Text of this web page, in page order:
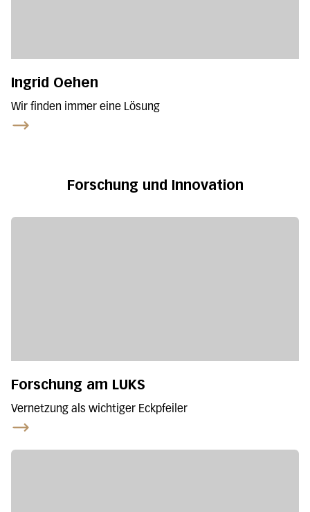
Ingrid Oehen
Wir finden immer eine Lösung
Forschung und Innovation
Forschung am LUKS
Vernetzung als wichtiger Eckpfeiler